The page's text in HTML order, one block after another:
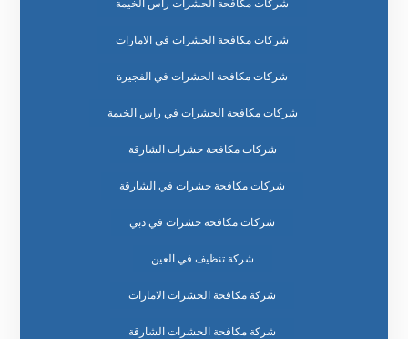
شركات مكافحة الحشرات راس الخيمة
شركات مكافحة الحشرات في الامارات
شركات مكافحة الحشرات في الفجيرة
شركات مكافحة الحشرات في راس الخيمة
شركات مكافحة حشرات الشارقة
شركات مكافحة حشرات في الشارقة
شركات مكافحة حشرات في دبي
شركة تنظيف في العين
شركة مكافحة الحشرات الامارات
شركة مكافحة الحشرات الشارقة